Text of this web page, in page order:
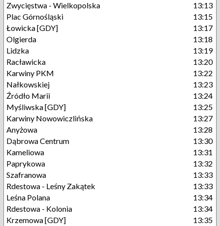
Zwycięstwa - Wielkopolska
13:13
Plac Górnośląski
13:15
Łowicka [GDY]
13:17
Olgierda
13:18
Lidzka
13:19
Racławicka
13:20
Karwiny PKM
13:22
Nałkowskiej
13:23
Źródło Marii
13:24
Myśliwska [GDY]
13:25
Karwiny Nowowiczlińska
13:27
Anyżowa
13:28
Dąbrowa Centrum
13:30
Kameliowa
13:31
Paprykowa
13:32
Szafranowa
13:33
Rdestowa - Leśny Zakątek
13:33
Leśna Polana
13:34
Rdestowa - Kolonia
13:34
Krzemowa [GDY]
13:35